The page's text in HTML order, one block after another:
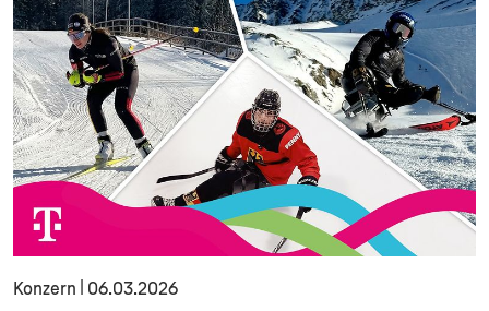
Konzern 06.03.2026